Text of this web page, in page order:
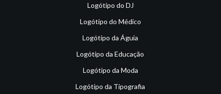
Logótipo do DJ
Logótipo do Médico
Logótipo da Águia
Logótipo da Educação
Logótipo da Moda
Logótipo da Tipografia